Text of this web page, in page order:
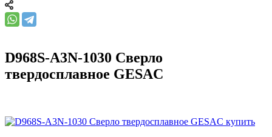
D968S-A3N-1030 Сверло
твердосплавное GESAC